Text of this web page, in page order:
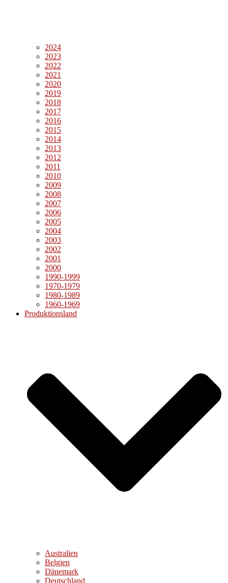
2024
2023
2022
2021
2020
2019
2018
2017
2016
2015
2014
2013
2012
2011
2010
2009
2008
2007
2006
2005
2004
2003
2002
2001
2000
1990-1999
1970-1979
1980-1989
1960-1969
Produktionsland
Australien
Belgien
Dänemark
Deutschland